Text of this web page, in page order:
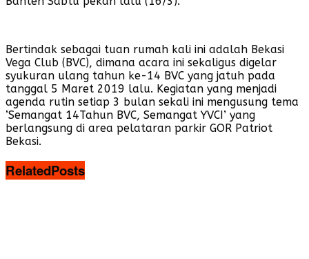
Bertindak sebagai tuan rumah kali ini adalah Bekasi
Vega Club (BVC), dimana acara ini sekaligus digelar
syukuran ulang tahun ke-14 BVC yang jatuh pada
tanggal 5 Maret 2019 lalu. Kegiatan yang menjadi
agenda rutin setiap 3 bulan sekali ini mengusung tema
‘Semangat 14Tahun BVC, Semangat YVCI’ yang
berlangsung di area pelataran parkir GOR Patriot
Bekasi.
RelatedPosts